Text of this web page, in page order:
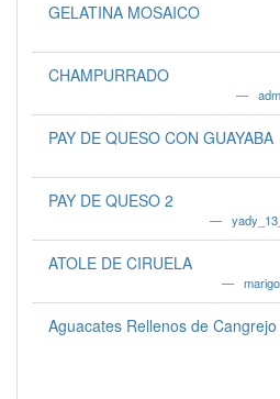
GELATINA MOSAICO
CHAMPURRADO
PAY DE QUESO CON GUAYABA
PAY DE QUESO 2
ATOLE DE CIRUELA
Aguacates Rellenos de Cangrejo